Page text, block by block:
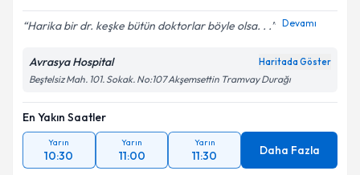
Harika bir dr. keşke bütün doktorlar böyle olsa. . . Devamı
Avrasya Hospital Haritada Göster
Beştelsiz Mah. 101. Sokak. No:107 Akşemsettin Tramvay Durağı
En Yakın Saatler
Yarın
10:30
Yarın
11:00
Yarın
11:30 Daha Fazla